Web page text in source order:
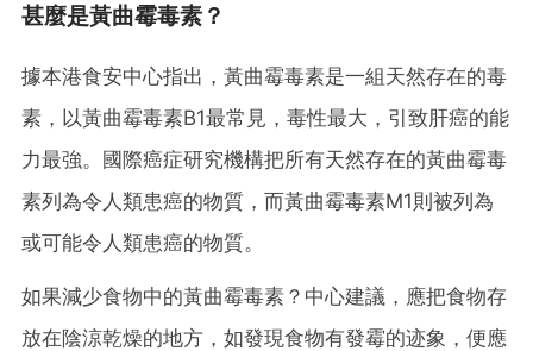
甚麼是黃曲霉毒素？
據本港食安中心指出，黃曲霉毒素是一組天然存在的毒
素，以黃曲霉毒素B1最常見，毒性最大，引致肝癌的能
力最強。國際癌症研究機構把所有天然存在的黃曲霉毒
素列為令人類患癌的物質，而黃曲霉毒素M1則被列為
或可能令人類患癌的物質。
如果減少食物中的黃曲霉毒素？中心建議，應把食物存
放在陰涼乾燥的地方，如發現食物有發霉的迹象，便應